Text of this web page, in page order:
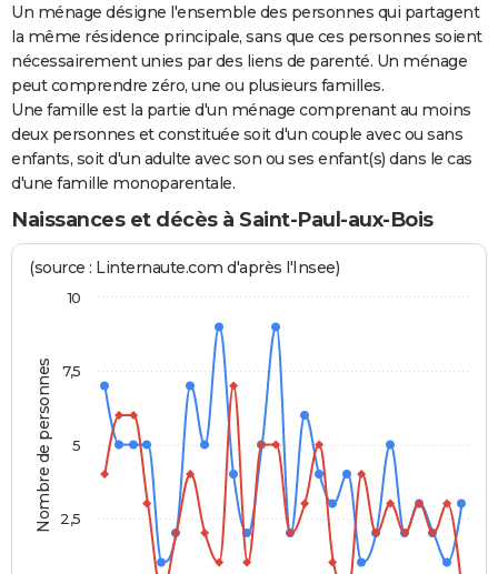
Un ménage désigne l'ensemble des personnes qui partagent
la même résidence principale, sans que ces personnes soient
nécessairement unies par des liens de parenté. Un ménage
peut comprendre zéro, une ou plusieurs familles.
Une famille est la partie d'un ménage comprenant au moins
deux personnes et constituée soit d'un couple avec ou sans
enfants, soit d'un adulte avec son ou ses enfant(s) dans le cas
d'une famille monoparentale.
Naissances et décès à Saint-Paul-aux-Bois
Nombre de personnes
(source : Linternaute.com d'après l'Insee)
2,5
5
7,5
10